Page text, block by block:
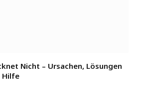
Nicht – Ursachen, Lösungen
Hilfe